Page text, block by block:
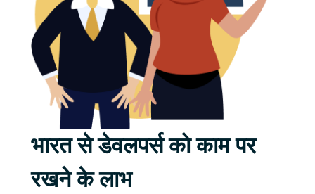
भारत से डेवलपर्स को काम पर
रखने के लाभ